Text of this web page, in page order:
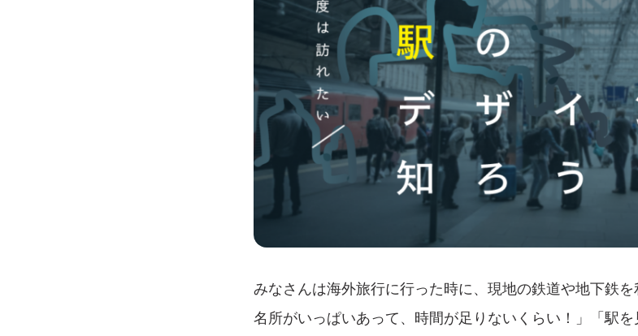
みなさんは海外旅行に行った時に、現地の鉄道や地下鉄
名所がいっぱいあって、時間が足りないくらい！」「駅